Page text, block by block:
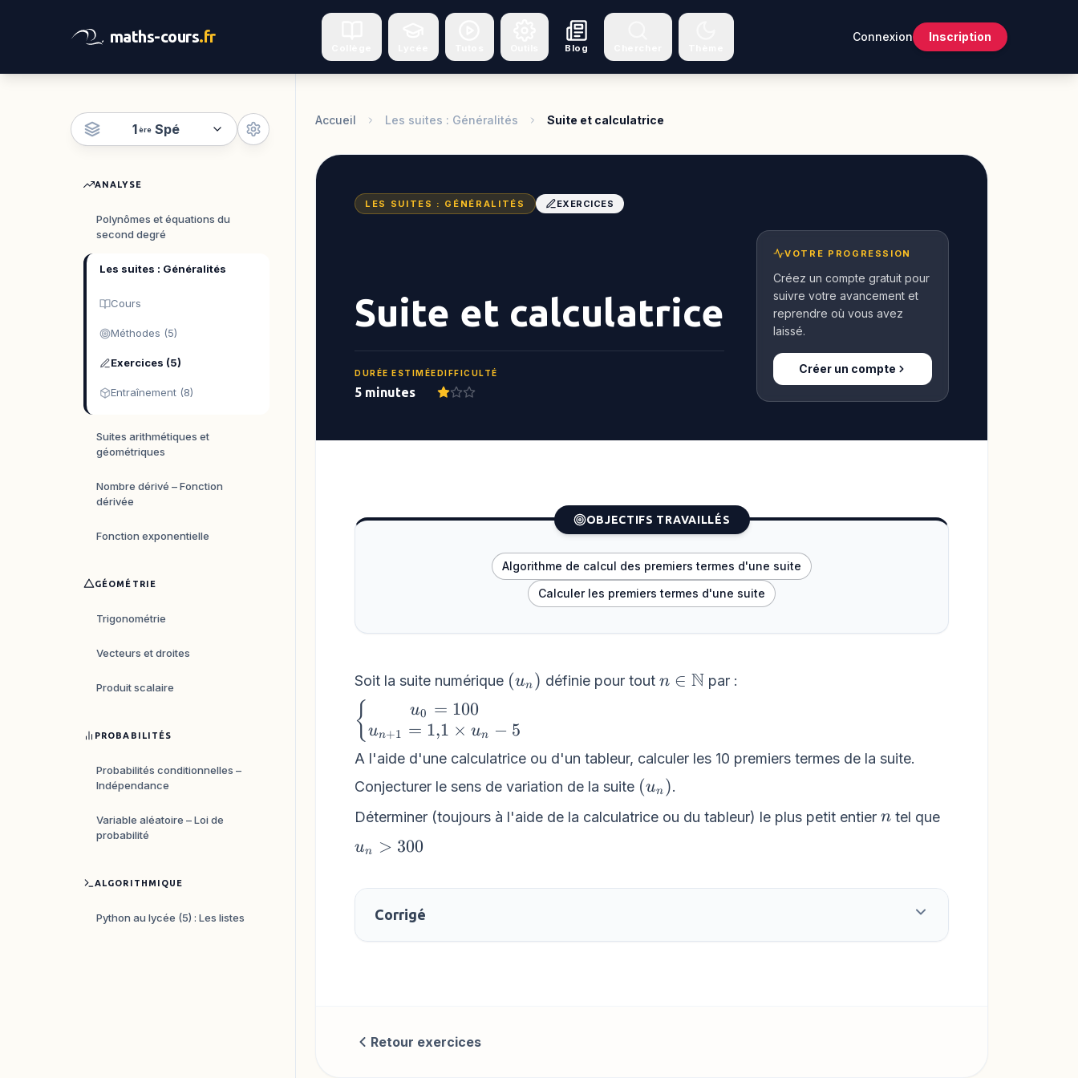
maths-cours.fr
Blog
Connexion Inscription
1 èreSpé
ANALYSE
Polynômes et équations du
second degré
Les suites : Généralités
Cours
Méthodes (5)
Exercices (5)
Entraînement (8)
Suites arithmétiques et
géométriques
Nombre dérivé – Fonction
dérivée
Fonction exponentielle
GÉOMÉTRIE
Trigonométrie
Vecteurs et droites
Produit scalaire
PROBABILITÉS
Probabilités conditionnelles –
Indépendance
Variable aléatoire – Loi de
probabilité
ALGORITHMIQUE
Python au lycée (5) : Les listes
Accueil Les suites : Généralités Suite et calculatrice
LES SUITES : GÉNÉRALITÉS EXERCICES
Suite et calculatrice
DURÉE ESTIMÉE
5 minutes
DIFFICULTÉ
VOTRE PROGRESSION
Créez un compte gratuit pour
suivre votre avancement et
reprendre où vous avez
laissé.
Créer un compte
OBJECTIFS TRAVAILLÉS
Algorithme de calcul des premiers termes d'une suite
Calculer les premiers termes d'une suite
Soit la suite numérique \left(u_{n}\right)
(un ) définie pour tout n \in
n ∈ N par :
\left\{
\begin{matrix}
u_{0}=100 \\
=1{,}1\times u_{n} -
5\end{matrix}\right.
{ u0 = 100
un+1 = 1,1 × un − 5
A l'aide d'une calculatrice ou d'un tableur, calculer les 10 premiers termes de la suite.
Conjecturer le sens de variation de la suite \left(u_{n}\right)
(un ).
Déterminer (toujours à l'aide de la calculatrice ou du tableur) le plus petit entier n
n tel que
u_{n}
un > 300
Corrigé
Retour exercices